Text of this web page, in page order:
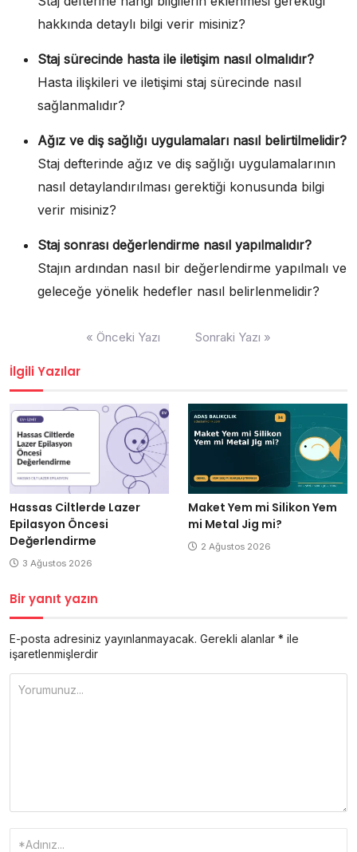
hakkında detaylı bilgi verir misiniz?
Staj sürecinde hasta ile iletişim nasıl olmalıdır?
Hasta ilişkileri ve iletişimi staj sürecinde nasıl
sağlanmalıdır?
Ağız ve diş sağlığı uygulamaları nasıl belirtilmelidir?
Staj defterinde ağız ve diş sağlığı uygulamalarının
nasıl detaylandırılması gerektiği konusunda bilgi
verir misiniz?
Staj sonrası değerlendirme nasıl yapılmalıdır?
Stajın ardından nasıl bir değerlendirme yapılmalı ve
geleceğe yönelik hedefler nasıl belirlenmelidir?
« Önceki Yazı Sonraki Yazı »
İlgili Yazılar
Hassas Ciltlerde Lazer
Epilasyon Öncesi
Değerlendirme
3 Ağustos 2026
Maket Yem mi Silikon Yem
mi Metal Jig mi?
2 Ağustos 2026
Bir yanıt yazın
E-posta adresiniz yayınlanmayacak. Gerekli alanlar * ile
işaretlenmişlerdir